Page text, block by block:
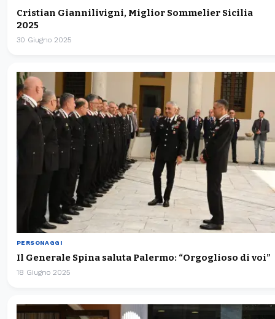
Cristian Giannilivigni, Miglior Sommelier Sicilia
2025
30 Giugno 2025
PERSONAGGI
Il Generale Spina saluta Palermo: “Orgoglioso di voi”
18 Giugno 2025